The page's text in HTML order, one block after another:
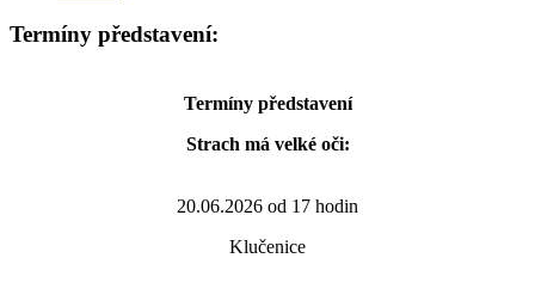
Termíny představení:
Termíny představení
Strach má velké oči:
20.06.2026 od 17 hodin
Klučenice